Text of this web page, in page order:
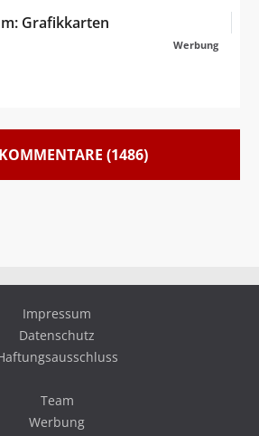
Grafikkarten
Werbung
KOMMENTARE (1486)
Impressum
Datenschutz
Team
Werbung